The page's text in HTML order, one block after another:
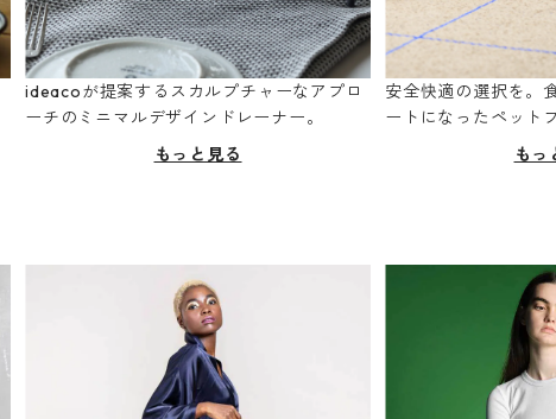
ideacoが提案するスカルプチャーなアプロ
ーチのミニマルデザインドレーナー。
もっと見る
安全快適の選択を。
ートになったペット
もっ